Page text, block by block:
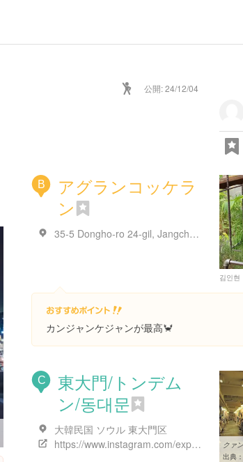
公開: 24/12/04
B
アグランコッケラ
ン
35-5 Dongho-ro 24-gil, Jangchungdong 2(i)-ga, Jung-gu, Seoul, 大韓民国
김인현
カンジャンケジャンが最高🦀
C
東大門/トンデム
ン/동대문
大韓民国 ソウル 東大門区
https://www.instagram.com/explore/locations/1025243146
出典：